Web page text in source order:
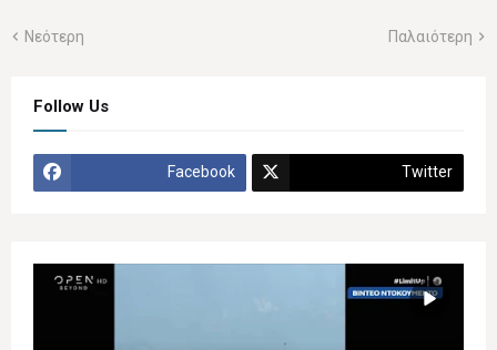
Νεότερη Παλαιότερη
Follow Us
Facebook Twitter